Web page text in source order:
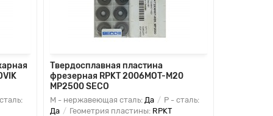
Твердосплавная пластина
фрезерная RPKT 2006MOT-M20
MP2500 SECO
M - нержавеющая сталь: Да
P - сталь:
Да
Геометрия пластины: RPKT